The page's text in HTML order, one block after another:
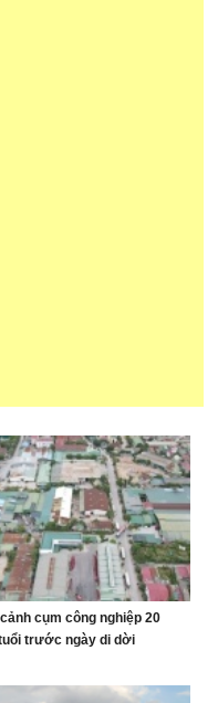
cụm công nghiệp 20
trước ngày di dời